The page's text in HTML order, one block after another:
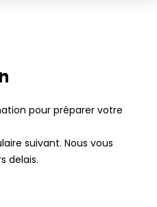
pour préparer votre
suivant. Nous vous
delais.